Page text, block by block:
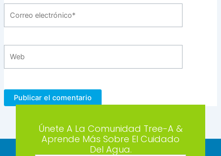
Únete A La Comunidad Tree-A &
Aprende Más Sobre El Cuidado
Del Agua.